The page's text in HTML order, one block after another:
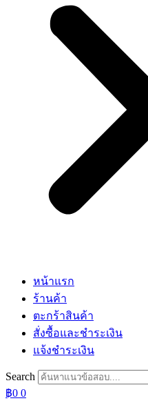
หน้าแรก
ร้านค้า
ตะกร้าสินค้า
สั่งซื้อและชำระเงิน
แจ้งชำระเงิน
Search
฿0 0